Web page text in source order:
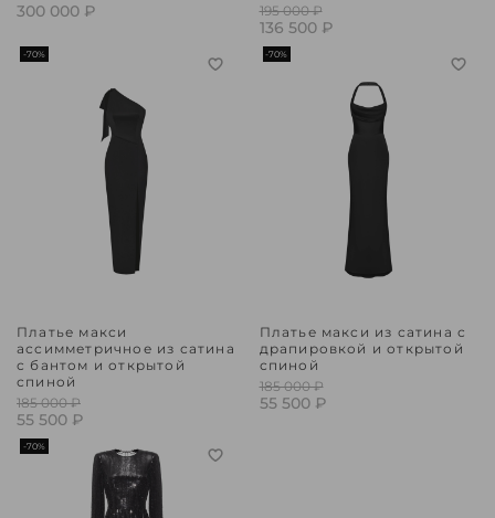
300 000 ₽
195 000 ₽
136 500 ₽
-70%
Платье макси
ассимметричное из сатина
с бантом и открытой
спиной
185 000 ₽
55 500 ₽
-70%
Платье макси из сатина с
драпировкой и открытой
спиной
185 000 ₽
55 500 ₽
-70%